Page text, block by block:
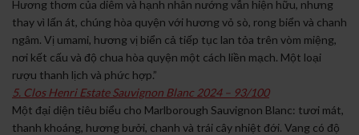
Hương thơm của diêm và hạnh nhân nướng vẫn hiện hữu, nhưng
thay vì lấn át, chúng hòa quyện với hương vỏ sò, rong biển và chanh
ngâm. Vị umami, hương vị biển cả tiếp tục lan tỏa trên vòm miệng,
nơi kết cấu và độ chua hòa quyện một cách liền mạch. Một loại
rượu thanh lịch và phức hợp.”
5. Clos Henri Estate Sauvignon Blanc 2024 – 93/100
Một đại diện tiêu biểu cho Marlborough Sauvignon Blanc: tươi mát,
thanh khoáng, hương bưởi, chanh và trái cây nhiệt đới. Vang có độ